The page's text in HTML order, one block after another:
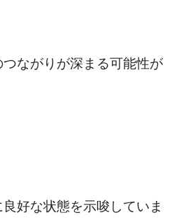
ながりが深まる可能性が
好な状態を示唆していま